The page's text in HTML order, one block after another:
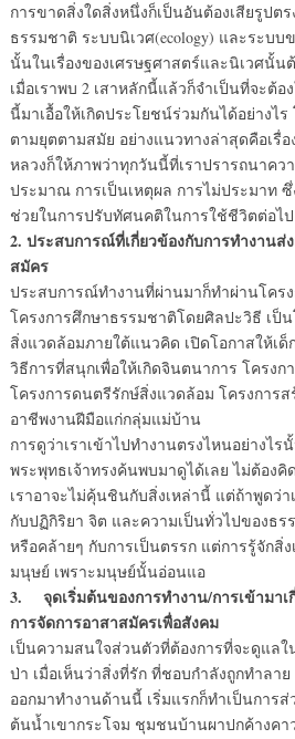
การขาดสิ่งใดสิ่งหนึ่งก็เป็นอันต้องเสียรูปต
ธรรมชาติ ระบบนิเวศ(ecology) และระบบ
นั้นในเรื่องของเศรษฐศาสตร์และนิเวศนั้น
เมื่อเราพบ 2 เสาหลักนี้แล้วก็จำเป็นที่จะต้
นี้มาเอื้อให้เกิดประโยชน์ร่วมกันได้อย่างไ
ตามยุตตามสมัย อย่างแนวทางล่าสุดคือเรื่
หลวงก็ให้ภาพว่าทุกวันนี้ที่เราปรารถนาคว
ประมาณ การเป็นเหตุผล การไม่ประมาท
ช่วยในการปรับทัศนคติในการใช้ชีวิตต่อไป
2. ประสบการณ์ที่เกี่ยวข้องกับการทำงาน
สมัคร
ประสบการณ์ทำงานที่ผ่านมาก็ทำผ่านโครง
โครงการศึกษาธรรมชาติโดยศิลปะวิธี เป็น
สิ่งแวดล้อมภายใต้แนวคิด เปิดโอกาสให้เ
วิธีการที่สนุกเพื่อให้เกิดจินตนาการ โครงก
โครงการดนตรีรักษ์สิ่งแวดล้อม โครงการ
อาชีพงานฝีมือแก่กลุ่มแม่บ้าน
การดูว่าเราเข้าไปทำงานตรงไหนอย่างไ
พระพุทธเจ้าทรงค้นพบมาดูได้เลย ไม่ต้องคิ
เราอาจะไม่คุ้นชินกับสิ่งเหล่านี้ แต่ถ้าพูดว่
กับปฏิกิริยา จิต และความเป็นทั่วไปของธ
หรือคล้ายๆ กับการเป็นตรรก แต่การรู้จักสิ่
มนุษย์ เพราะมนุษย์นั้นอ่อนแอ
3. จุดเริ่มต้นของการทำงาน/การเข้ามาเ
การจัดการอาสาสมัครเพื่อสังคม
เป็นความสนใจส่วนตัวที่ต้องการที่จะดูแล
ป่า เมื่อเห็นว่าสิ่งที่รัก ที่ชอบกำลังถูกทำลา
ออกมาทำงานด้านนี้ เริ่มแรกก็ทำเป็นการ
ต้นน้ำเขากระโจม ชุมชนบ้านผาปกค้างค